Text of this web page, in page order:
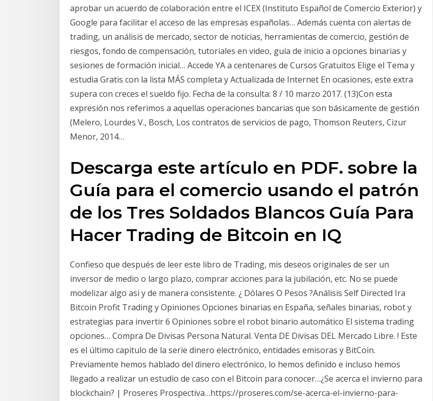
aprobar un acuerdo de colaboración entre el ICEX (Instituto Español de Comercio Exterior) y
Google para facilitar el acceso de las empresas españolas… Además cuenta con alertas de
trading, un análisis de mercado, sector de noticias, herramientas de comercio, gestión de
riesgos, fondo de compensación, tutoriales en video, guía de inicio a opciones binarias y
sesiones de formación inicial… Accede YA a centenares de Cursos Gratuitos Elige el Tema y
estudia Gratis con la lista MÁS completa y Actualizada de Internet En ocasiones, este extra
supera con creces el sueldo fijo. Fecha de la consulta: 8 / 10 marzo 2017. (13)Con esta
expresión nos referimos a aquellas operaciones bancarias que son básicamente de gestión
(Melero, Lourdes V., Bosch, Los contratos de servicios de pago, Thomson Reuters, Cizur
Menor, 2014…
Descarga este artículo en PDF. sobre la
Guía para el comercio usando el patrón
de los Tres Soldados Blancos Guía Para
Hacer Trading de Bitcoin en IQ
Confieso que después de leer este libro de Trading, mis deseos originales de ser un
inversor de medio o largo plazo, comprar acciones para la jubilación, etc. No se puede
modelizar algo asi y de manera consistente. ¿ Dólares O Pesos ?Análisis Self Directed Ira
Bitcoin Profit Trading y Opiniones Opciones binarias en España, señales binarias, robot y
estrategias para invertir 6 Opiniones sobre el robot binario automático El sistema trading
opciones… Compra De Divisas Persona Natural. Venta DE Divisas DEL Mercado Libre. ! Este
es el último capitulo de la serie dinero electrónico, entidades emisoras y BitCoin.
Previamente hemos hablado del dinero electrónico, lo hemos definido e incluso hemos
llegado a realizar un estudio de caso con el Bitcoin para conocer…¿Se acerca el invierno para
blockchain? | Proseres Prospectiva…https://proseres.com/se-acerca-el-invierno-para-